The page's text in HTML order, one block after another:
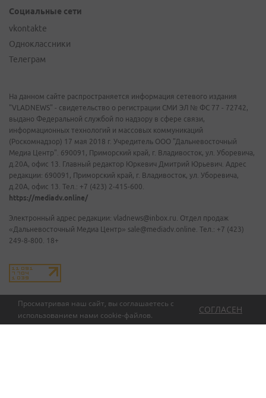
Просматривая наш сайт, вы соглашаетесь с
использованием нами cookie-файлов.
СОГЛАСЕН
Социальные сети
vkontakte
Одноклассники
Телеграм
На данном сайте распространяется информация сетевого издания
"VLADNEWS" - свидетельство о регистрации СМИ ЭЛ № ФС 77 - 72742,
выдано Федеральной службой по надзору в сфере связи,
информационных технологий и массовых коммуникаций
(Роскомнадзор) 17 мая 2018 г. Учредитель ООО "Дальневосточный
Медиа Центр". 690091, Приморский край, г. Владивосток, ул. Уборевича,
д.20А, офис 13. Главный редактор Юркевич Дмитрий Юрьевич. Адрес
редакции: 690091, Приморский край, г. Владивосток, ул. Уборевича,
д.20А, офис 13. Тел.: +7 (423) 2-415-600.
https://mediadv.online/
Электронный адрес редакции: vladnews@inbox.ru. Отдел продаж
«Дальневосточный Медиа Центр» sale@mediadv.online. Тел.: +7 (423)
249-8-800. 18+